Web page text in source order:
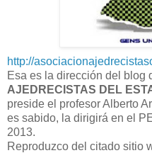
http://
Esa es la dirección del blog
AJEDRECISTAS DEL
preside el profesor Alberto
es sabido, la dirigirá en el
2013.
Reproduzco del citado sitio